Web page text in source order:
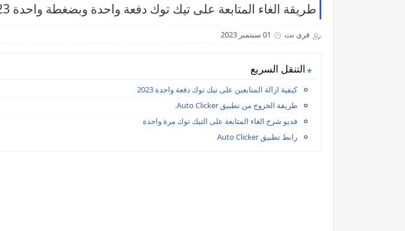
طريقة الغاء المتابعة على تيك توك دفعة واحدة وبضغطة واحدة 2023
فرى نت 01 سبتمبر 2023
التنقل السريع
كيفية ازالة المتابعين على تيك توك دفعة واحدة 2023
طريقة الخروج من تطبيق Auto Clicker.
فديو شرح الغاء المتابعة على التيك توك مرة واحدة
رابط تطبيق Auto Clicker